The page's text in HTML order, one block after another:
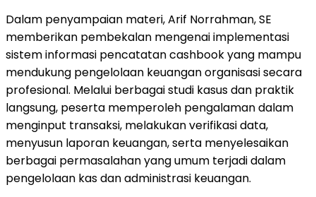
Dalam penyampaian materi, Arif Norrahman, SE
memberikan pembekalan mengenai implementasi
sistem informasi pencatatan cashbook yang mampu
mendukung pengelolaan keuangan organisasi secara
profesional. Melalui berbagai studi kasus dan praktik
langsung, peserta memperoleh pengalaman dalam
menginput transaksi, melakukan verifikasi data,
menyusun laporan keuangan, serta menyelesaikan
berbagai permasalahan yang umum terjadi dalam
pengelolaan kas dan administrasi keuangan.